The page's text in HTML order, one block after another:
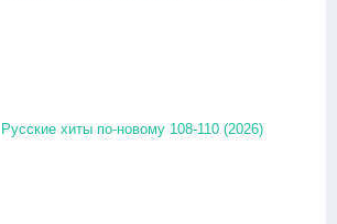
Русские хиты по-новому 108-110 (2026)